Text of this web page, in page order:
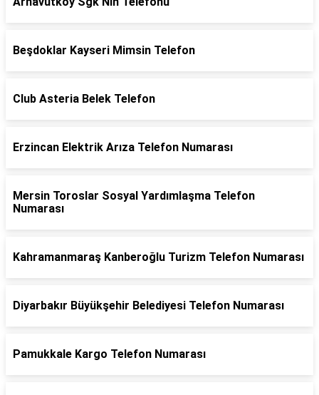
Beşdoklar Kayseri Mimsin Telefon
Club Asteria Belek Telefon
Erzincan Elektrik Arıza Telefon Numarası
Mersin Toroslar Sosyal Yardımlaşma Telefon
Numarası
Kahramanmaraş Kanberoğlu Turizm Telefon Numarası
Diyarbakır Büyükşehir Belediyesi Telefon Numarası
Pamukkale Kargo Telefon Numarası